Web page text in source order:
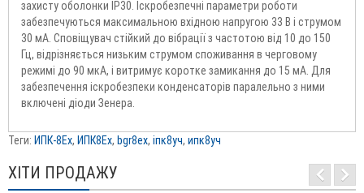
захисту оболонки IP30. Іскробезпечні параметри роботи
забезпечуються максимальною вхідною напругою 33 В і струмом
30 мА. Сповіщувач стійкий до вібрації з частотою від 10 до 150
Гц, відрізняється низьким струмом споживання в черговому
режимі до 90 мкА, і витримує коротке замикання до 15 мА. Для
забезпечення іскробезпеки конденсаторів паралельно з ними
включені діоди Зенера.
Теги: ИПК-8Ex, ИПК8Ex, bgr8ex, іпк8уч, ипк8уч
ХІТИ ПРОДАЖУ